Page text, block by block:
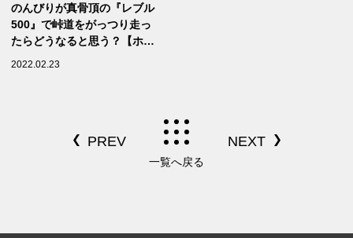
のんびりが真骨頂の『レブル
500』で峠道をがっつり走っ
たらどうなると思う？【ホン
2022.02.23
一覧へ戻る